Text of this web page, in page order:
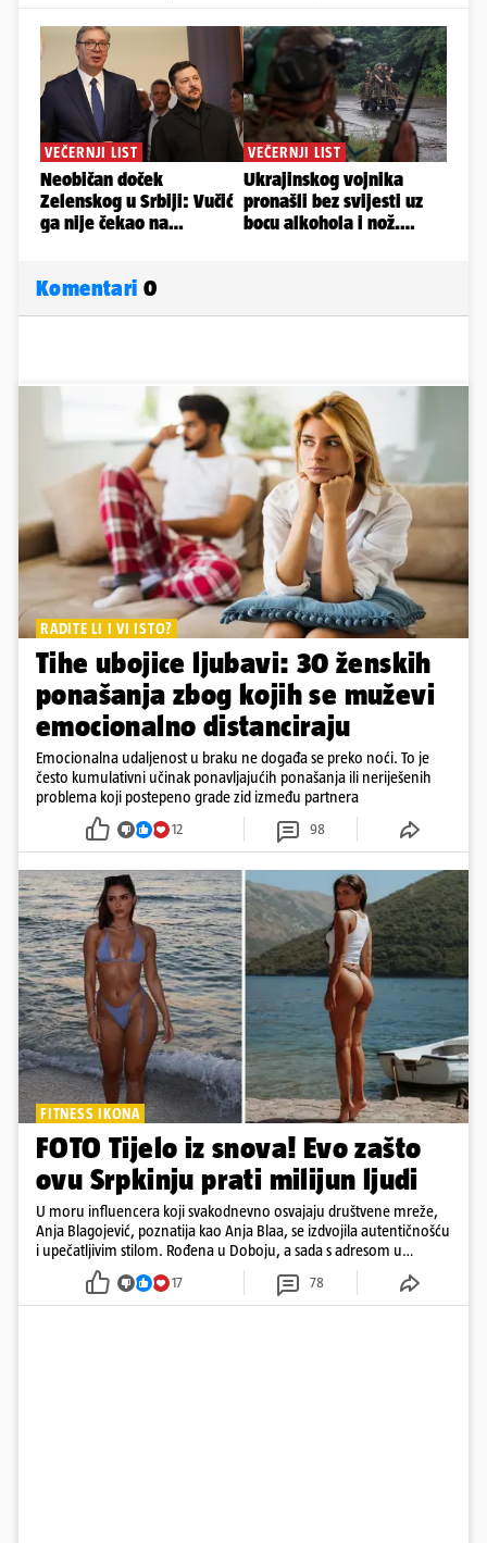
Komentari 0
RADITE LI I VI ISTO?
Tihe ubojice ljubavi: 30 ženskih
ponašanja zbog kojih se muževi
emocionalno distanciraju
Emocionalna udaljenost u braku ne događa se preko noći. To je
često kumulativni učinak ponavljajućih ponašanja ili neriješenih
problema koji postepeno grade zid između partnera
12 98
FITNESS IKONA
FOTO Tijelo iz snova! Evo zašto
ovu Srpkinju prati milijun ljudi
U moru influencera koji svakodnevno osvajaju društvene mreže,
Anja Blagojević, poznatija kao Anja Blaa, se izdvojila autentičnošću
i upečatljivim stilom. Rođena u Doboju, a sada s adresom u
Dubaiju, Anja je spoj glamura, discipline i mladenačke energije
17 78